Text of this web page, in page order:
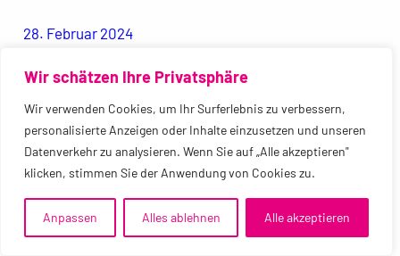
Wir schätzen Ihre Privatsphäre
Wir verwenden Cookies, um Ihr Surferlebnis zu verbessern,
personalisierte Anzeigen oder Inhalte einzusetzen und unseren
Datenverkehr zu analysieren. Wenn Sie auf „Alle akzeptieren"
klicken, stimmen Sie der Anwendung von Cookies zu.
Anpassen Alles ablehnen Alle akzeptieren
28. Februar 2024
Staatsinstituts Augsburg und Bayreuth Einige hundert
Gäste kamen zur Ausstellungseröffnung ans
Staatsinstitut für die Ausstellung von Fachlehrern. Viel
Prominenz, unter anderem Oberbürgermeister
feierliche Eröffnung. Die Vertreter der Kunst- und